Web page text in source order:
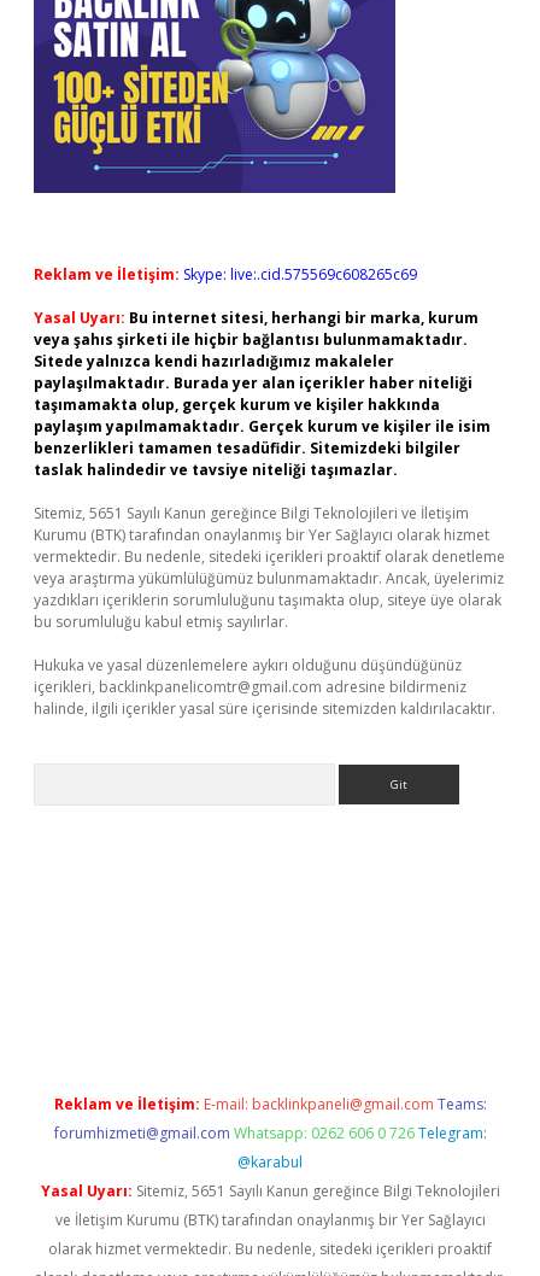
Reklam ve İletişim: Skype: live:.cid.575569c608265c69
Yasal Uyarı: Bu internet sitesi, herhangi bir marka, kurum
veya şahıs şirketi ile hiçbir bağlantısı bulunmamaktadır.
Sitede yalnızca kendi hazırladığımız makaleler
paylaşılmaktadır. Burada yer alan içerikler haber niteliği
taşımamakta olup, gerçek kurum ve kişiler hakkında
paylaşım yapılmamaktadır. Gerçek kurum ve kişiler ile isim
benzerlikleri tamamen tesadüfidir. Sitemizdeki bilgiler
taslak halindedir ve tavsiye niteliği taşımazlar.
Sitemiz, 5651 Sayılı Kanun gereğince Bilgi Teknolojileri ve İletişim
Kurumu (BTK) tarafından onaylanmış bir Yer Sağlayıcı olarak hizmet
vermektedir. Bu nedenle, sitedeki içerikleri proaktif olarak denetleme
veya araştırma yükümlülüğümüz bulunmamaktadır. Ancak, üyelerimiz
yazdıkları içeriklerin sorumluluğunu taşımakta olup, siteye üye olarak
bu sorumluluğu kabul etmiş sayılırlar.
Hukuka ve yasal düzenlemelere aykırı olduğunu düşündüğünüz
içerikleri, backlinkpanelicomtr@gmail.com adresine bildirmeniz
halinde, ilgili içerikler yasal süre içerisinde sitemizden kaldırılacaktır.
Reklam ve İletişim: E-mail: backlinkpaneli@gmail.com Teams:
forumhizmeti@gmail.com Whatsapp: 0262 606 0 726 Telegram:
@karabul
Yasal Uyarı: Sitemiz, 5651 Sayılı Kanun gereğince Bilgi Teknolojileri
ve İletişim Kurumu (BTK) tarafından onaylanmış bir Yer Sağlayıcı
olarak hizmet vermektedir. Bu nedenle, sitedeki içerikleri proaktif